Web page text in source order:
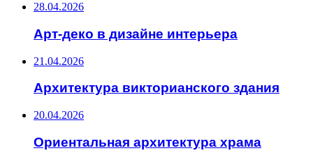
28.04.2026
Арт-деко в дизайне интерьера
21.04.2026
Архитектура викторианского здания
20.04.2026
Ориентальная архитектура храма